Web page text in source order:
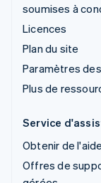
soumises à
Licences
Plan du site
Paramètres
Plus de
Service
Obtenir de l'aide
Offres de